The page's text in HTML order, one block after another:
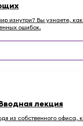
изнутри? Вы узнаете,
ошибок.
лекция
из собственного